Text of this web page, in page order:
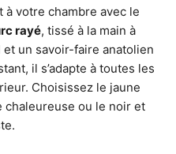
votre chambre avec le
rayé, tissé à la main à
un savoir-faire anatolien
il s’adapte à toutes les
Choisissez le jaune
chaleureuse ou le noir et